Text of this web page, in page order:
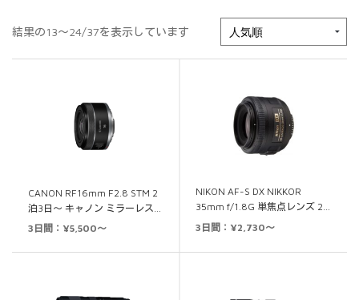
結果の13～24/37を表示しています
CANON RF16mm F2.8 STM 2
泊3日～ キャノン ミラーレス…
3日間：¥5,500～
NIKON AF-S DX NIKKOR
35mm f/1.8G 単焦点レンズ 2…
3日間：¥2,730～